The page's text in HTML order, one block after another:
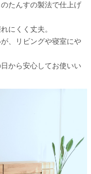
たんすの製法で仕上げ
にくく丈夫。
、リビングや寝室にや
から安心してお使いい